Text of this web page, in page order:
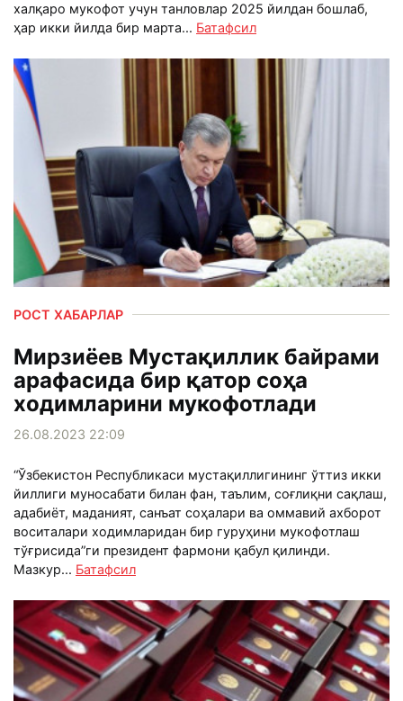
халқаро мукофот учун танловлар 2025 йилдан бошлаб,
ҳар икки йилда бир марта... Батафсил
РОСТ ХАБАРЛАР
Мирзиёев Мустақиллик байрами
арафасида бир қатор соҳа
ходимларини мукофотлади
26.08.2023 22:09
“Ўзбекистон Республикаси мустақиллигининг ўттиз икки
йиллиги муносабати билан фан, таълим, соғлиқни сақлаш,
адабиёт, маданият, санъат соҳалари ва оммавий ахборот
воситалари ходимларидан бир гуруҳини мукофотлаш
тўғрисида”ги президент фармони қабул қилинди.
Мазкур... Батафсил